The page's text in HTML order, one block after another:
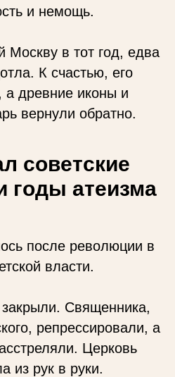
и немощь.
Москву в тот год, едва
К счастью, его
а древние иконы и
вернули обратно.
советские
годы атеизма
после революции в
власти.
Священника,
репрессировали, а
Церковь
из рук в руки.